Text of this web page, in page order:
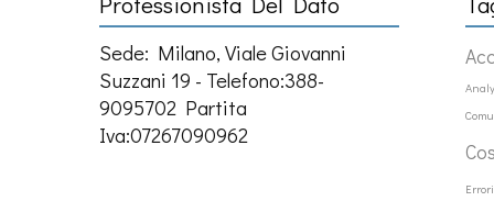
Sede: Milano, Viale Giovanni
Suzzani 19 - Telefono:388-
9095702 Partita
Iva:07267090962
Errori